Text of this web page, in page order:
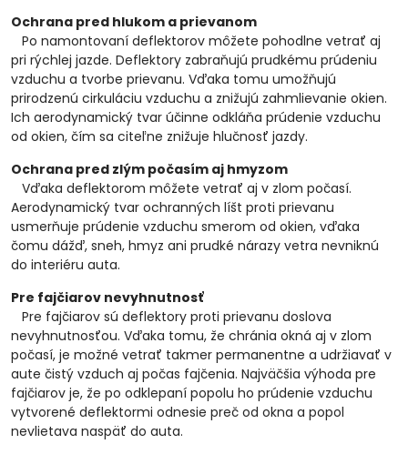
Ochrana pred hlukom a prievanom
Po namontovaní deflektorov môžete pohodlne vetrať aj
pri rýchlej jazde. Deflektory zabraňujú prudkému prúdeniu
vzduchu a tvorbe prievanu. Vďaka tomu umožňujú
prirodzenú cirkuláciu vzduchu a znižujú zahmlievanie okien.
Ich aerodynamický tvar účinne odkláňa prúdenie vzduchu
od okien, čím sa citeľne znižuje hlučnosť jazdy.
Ochrana pred zlým počasím aj hmyzom
Vďaka deflektorom môžete vetrať aj v zlom počasí.
Aerodynamický tvar ochranných líšt proti prievanu
usmerňuje prúdenie vzduchu smerom od okien, vďaka
čomu dážď, sneh, hmyz ani prudké nárazy vetra nevniknú
do interiéru auta.
Pre fajčiarov nevyhnutnosť
Pre fajčiarov sú deflektory proti prievanu doslova
nevyhnutnosťou. Vďaka tomu, že chránia okná aj v zlom
počasí, je možné vetrať takmer permanentne a udržiavať v
aute čistý vzduch aj počas fajčenia. Najväčšia výhoda pre
fajčiarov je, že po odklepaní popolu ho prúdenie vzduchu
vytvorené deflektormi odnesie preč od okna a popol
nevlietava naspäť do auta.